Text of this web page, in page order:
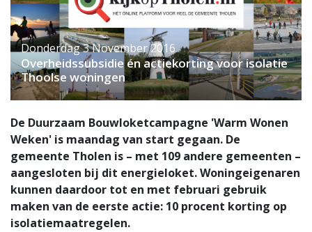
Donderdag 3 November 2016
Overheidssubsidie én actiekorting voor isolatie
Thoolse woningen
De Duurzaam Bouwloketcampagne 'Warm Wonen
Weken' is maandag van start gegaan. De
gemeente Tholen is – met 109 andere gemeenten –
aangesloten bij dit energieloket. Woningeigenaren
kunnen daardoor tot en met februari gebruik
maken van de eerste actie: 10 procent korting op
isolatiemaatregelen.